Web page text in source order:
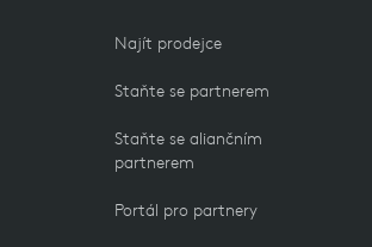
Najít prodejce
Staňte se partnerem
Staňte se aliančním
partnerem
Portál pro partnery